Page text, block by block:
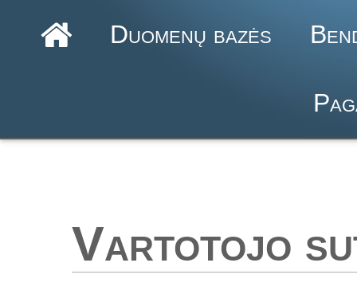
Duomenų bazės
Vartotojo